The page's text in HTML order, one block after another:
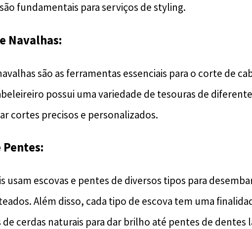
fundamentais para serviços de styling.
Navalhas:
são as ferramentas essenciais para o corte de
possui uma variedade de tesouras de
cortes precisos e personalizados.
Pentes:
usam escovas e pentes de diversos tipos para
Além disso, cada tipo de escova tem uma
de cerdas naturais para dar brilho até pentes de dentes